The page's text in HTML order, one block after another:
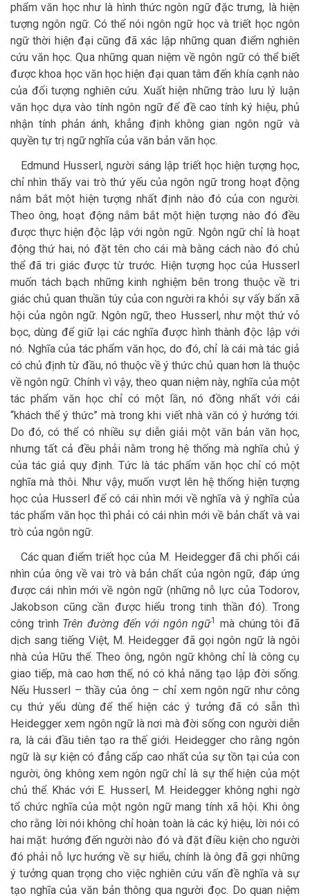
phẩm văn học như là hình thức ngôn ngữ đặc trưng, là hiện
tượng ngôn ngữ. Có thể nói ngôn ngữ học và triết học ngôn
ngữ thời hiện đại cũng đã xác lập những quan điểm nghiên
cứu văn học. Qua những quan niệm về ngôn ngữ có thể biết
được khoa học văn học hiện đại quan tâm đến khía cạnh nào
của đối tượng nghiên cứu. Xuất hiện những trào lưu lý luận
văn học dựa vào tính ngôn ngữ để đề cao tính ký hiệu, phủ
nhận tính phản ánh, khẳng định không gian ngôn ngữ và
quyền tự trị ngữ nghĩa của văn bản văn học.
Edmund Husserl, người sáng lập triết học hiện tượng học,
chỉ nhìn thấy vai trò thứ yếu của ngôn ngữ trong hoạt động
nắm bắt một hiện tượng nhất định nào đó của con người.
Theo ông, hoạt động nắm bắt một hiện tượng nào đó đều
được thực hiện độc lập với ngôn ngữ. Ngôn ngữ chỉ là hoạt
động thứ hai, nó đặt tên cho cái mà bằng cách nào đó chủ
thể đã tri giác được từ trước. Hiện tượng học của Husserl
muốn tách bạch những kinh nghiệm bên trong thuộc về tri
giác chủ quan thuần túy của con người ra khỏi sự vấy bẩn xã
hội của ngôn ngữ. Ngôn ngữ, theo Husserl, như một thứ vỏ
bọc, dùng để giữ lại các nghĩa được hình thành độc lập với
nó. Nghĩa của tác phẩm văn học, do đó, chỉ là cái mà tác giả
có chủ định từ đầu, nó thuộc về ý thức chủ quan hơn là thuộc
về ngôn ngữ. Chính vì vậy, theo quan niệm này, nghĩa của một
tác phẩm văn học chỉ có một lần, nó đồng nhất với cái
“khách thể ý thức” mà trong khi viết nhà văn có ý hướng tới.
Do đó, có thể có nhiều sự diễn giải một văn bản văn học,
nhưng tất cả đều phải nằm trong hệ thống mà nghĩa chủ ý
của tác giả quy định. Tức là tác phẩm văn học chỉ có một
nghĩa mà thôi. Như vậy, muốn vượt lên hệ thống hiện tượng
học của Husserl để có cái nhìn mới về nghĩa và ý nghĩa của
tác phẩm văn học thì phải có cái nhìn mới về bản chất và vai
trò của ngôn ngữ.
Các quan điểm triết học của M. Heidegger đã chi phối cái
nhìn của ông về vai trò và bản chất của ngôn ngữ, đáp ứng
được cái nhìn mới về ngôn ngữ (những nỗ lực của Todorov,
Jakobson cũng cần được hiểu trong tinh thần đó). Trong
công trình Trên đường đến với ngôn ngữ1
mà chúng tôi đã
dịch sang tiếng Việt, M. Heidegger đã gọi ngôn ngữ là ngôi
nhà của Hữu thể. Theo ông, ngôn ngữ không chỉ là công cụ
giao tiếp, mà cao hơn thế, nó có khả năng tạo lập đời sống.
Nếu Husserl – thầy của ông – chỉ xem ngôn ngữ như công
cụ thứ yếu dùng để thể hiện các ý tưởng đã có sẵn thì
Heidegger xem ngôn ngữ là nơi mà đời sống con người diễn
ra, là cái đầu tiên tạo ra thế giới. Heidegger cho rằng ngôn
ngữ là sự kiện có đẳng cấp cao nhất của sự tồn tại của con
người, ông không xem ngôn ngữ chỉ là sự thể hiện của một
chủ thể. Khác với E. Husserl, M. Heidegger không nghi ngờ
tổ chức nghĩa của một ngôn ngữ mang tính xã hội. Khi ông
cho rằng lời nói không chỉ hoàn toàn là các ký hiệu, lời nói có
hai mặt: hướng đến người nào đó và đặt điều kiện cho người
đó phải nỗ lực hướng về sự hiểu, chính là ông đã gợi những
ý tưởng quan trọng cho việc nghiên cứu vấn đề nghĩa và sự
tạo nghĩa của văn bản thông qua người đọc. Do quan niệm